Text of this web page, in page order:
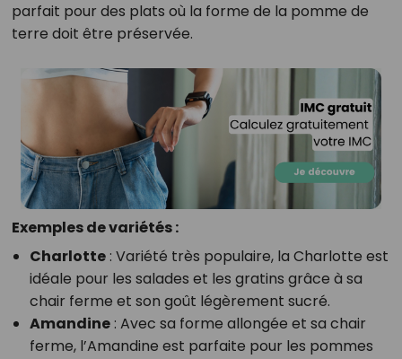
parfait pour des plats où la forme de la pomme de
terre doit être préservée.
Exemples de variétés :
Charlotte: Variété très populaire, la Charlotte est
idéale pour les salades et les gratins grâce à sa
chair ferme et son goût légèrement sucré.
Amandine: Avec sa forme allongée et sa chair
ferme, l’Amandine est parfaite pour les pommes